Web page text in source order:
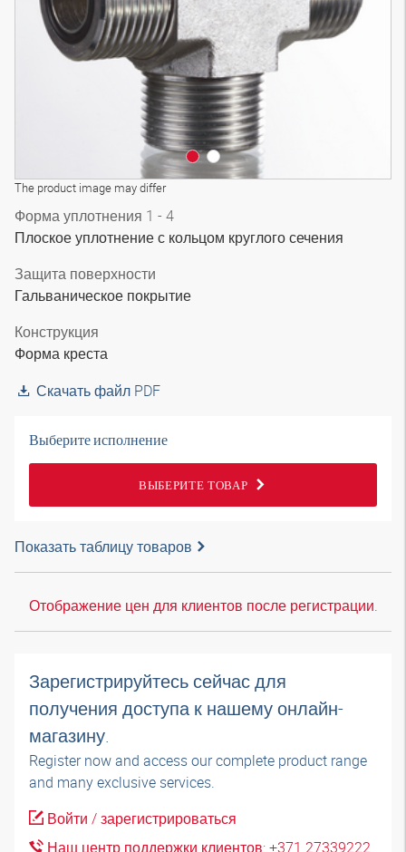
The product image may differ
Форма уплотнения 1 - 4
Плоское уплотнение с кольцом круглого сечения
Защита поверхности
Гальваническое покрытие
Конструкция
Форма креста
Скачать файл PDF
Выберите исполнение
ВЫБЕРИТЕ ТОВАР
Показать таблицу товаров
Отображение цен для клиентов после регистрации.
Зарегистрируйтесь сейчас для
получения доступа к нашему онлайн-
магазину.
Register now and access our complete product range
and many exclusive services.
Войти / зарегистрироваться
Наш центр поддержки клиентов: +371 27339222